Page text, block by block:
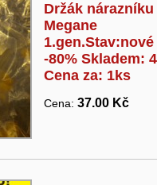
Držák nárazníku
Megane
-80% Skladem:
Cena za: 1ks
Cena: 37.00 Kč